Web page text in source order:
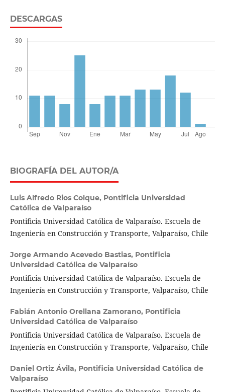
DESCARGAS
BIOGRAFÍA DEL AUTOR/A
Luis Alfredo Rios Colque, Pontificia Universidad
Católica de Valparaíso
Pontificia Universidad Católica de Valparaíso. Escuela de
Ingeniería en Construcción y Transporte, Valparaíso, Chile
Jorge Armando Acevedo Bastias, Pontificia
Universidad Católica de Valparaíso
Pontificia Universidad Católica de Valparaíso. Escuela de
Ingeniería en Construcción y Transporte, Valparaíso, Chile
Fabián Antonio Orellana Zamorano, Pontificia
Universidad Católica de Valparaíso
Pontificia Universidad Católica de Valparaíso. Escuela de
Ingeniería en Construcción y Transporte, Valparaíso, Chile
Daniel Ortiz Ávila, Pontificia Universidad Católica de
Valparaíso